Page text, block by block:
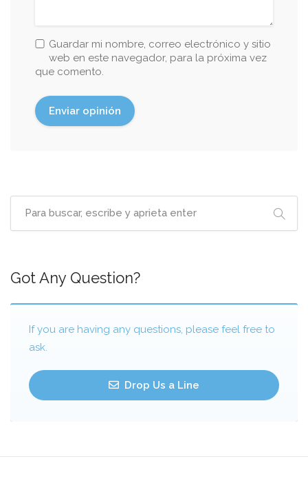
Guardar mi nombre, correo electrónico y sitio
web en este navegador, para la próxima vez
que comento.
Got Any Question?
If you are having any questions, please feel free to
ask.
Drop Us a Line